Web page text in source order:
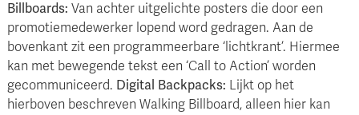
Billboards: Van achter uitgelichte posters die door een
promotiemedewerker lopend word gedragen. Aan de
bovenkant zit een programmeerbare ‘lichtkrant’. Hiermee
kan met bewegende tekst een ‘Call to Action’ worden
gecommuniceerd. Digital Backpacks: Lijkt op het
hierboven beschreven Walking Billboard, alleen hier kan